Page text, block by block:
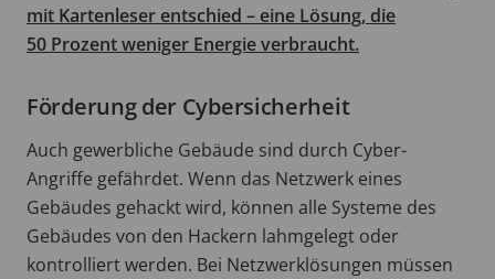
mit Kartenleser entschied – eine Lösung, die
50 Prozent weniger Energie verbraucht.
Förderung der Cybersicherheit
Auch gewerbliche Gebäude sind durch Cyber-
Angriffe gefährdet. Wenn das Netzwerk eines
Gebäudes gehackt wird, können alle Systeme des
Gebäudes von den Hackern lahmgelegt oder
kontrolliert werden. Bei Netzwerklösungen müssen